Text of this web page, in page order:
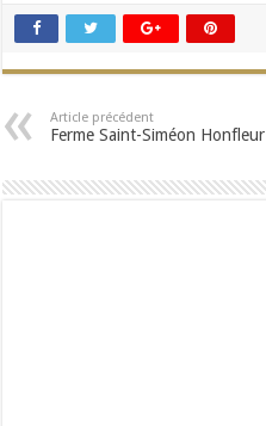
Article précédent
Ferme Saint-Siméon Honfleur